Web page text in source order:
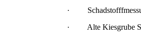
·
· Alte Kiesgrube